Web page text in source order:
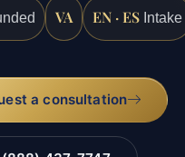
VA EN · ES Intake
a consultation